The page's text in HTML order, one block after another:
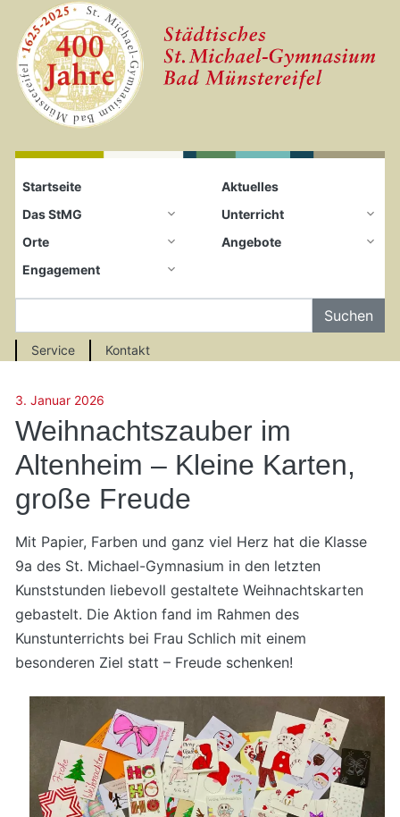
Zum Seiteninhalt springen
Startseite
Startseite
Aktuelles
Das StMG
Unterricht
Orte
Angebote
Engagement
Service Kontakt
3. Januar 2026
Weihnachtszauber im
Altenheim – Kleine Karten,
große Freude
Mit Papier, Farben und ganz viel Herz hat die Klasse
9a des St. Michael-Gymnasium in den letzten
Kunststunden liebevoll gestaltete Weihnachtskarten
gebastelt. Die Aktion fand im Rahmen des
Kunstunterrichts bei Frau Schlich mit einem
besonderen Ziel statt – Freude schenken!